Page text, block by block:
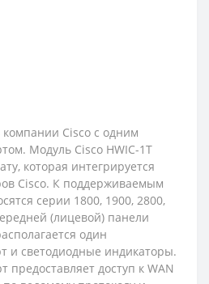
компании Cisco с одним
Модуль Cisco HWIC-1T
которая интегрируется
Cisco. К поддерживаемым
серии 1800, 1900, 2800,
(лицевой) панели
один
и светодиодные индикаторы.
предоставляет доступ к WAN